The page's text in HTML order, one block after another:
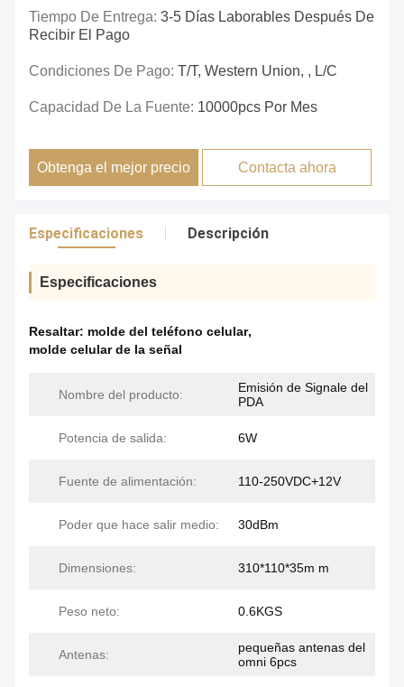
Tiempo De Entrega: 3-5 Días Laborables Después De
Recibir El Pago
Condiciones De Pago: T/T, Western Union, , L/C
Capacidad De La Fuente: 10000pcs Por Mes
Obtenga el mejor precio Contacta ahora
Especificaciones Descripción
Especificaciones
Resaltar: molde del teléfono celular,
molde celular de la señal
Nombre del producto:
Emisión de Signale del
PDA
Potencia de salida: 6W
Fuente de alimentación: 110-250VDC+12V
Poder que hace salir medio: 30dBm
Dimensiones: 310*110*35m m
Peso neto: 0.6KGS
Antenas:
pequeñas antenas del
omni 6pcs